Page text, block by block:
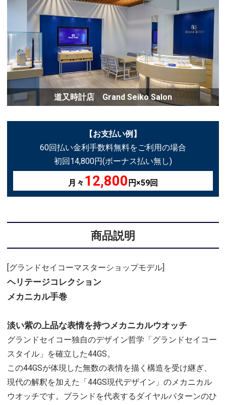
道又時計店 Grand Seiko Salon
【お支払い例】
60回払い金利手数料無料をご利用の場合
初回14,800円(ボーナス払い無し)
月々 12,800 円×59回
商品説明
[グランドセイコーマスターショップモデル]
ヘリテージコレクション
メカニカル手巻
淡い紫の上品な表情を持つメカニカルウオッチ
グランドセイコー独自のデザイン哲学「グランドセイコー
スタイル」を確立した44GS。
この44GSが体現した無数の表情を描く構造を受け継ぎ、
現代の解釈を加えた「44GS現代デザイン」のメカニカル
ウオッチです。ブランドを代表するダイヤルパターンのひ